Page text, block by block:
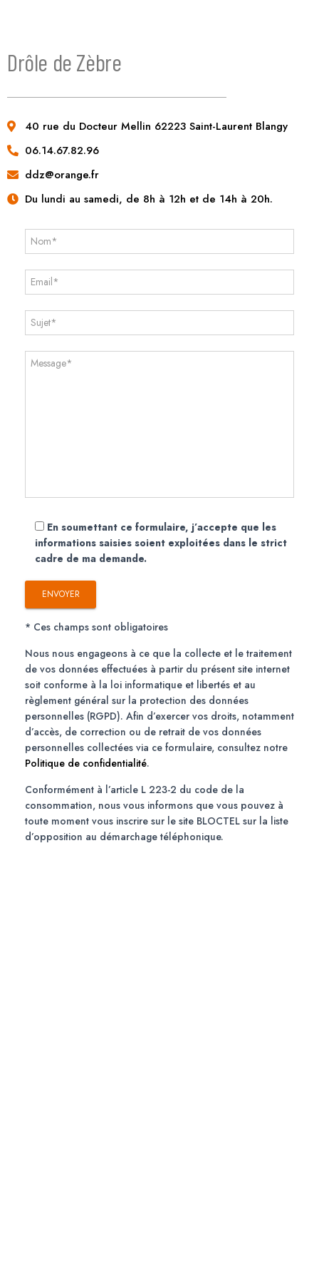
Drôle de Zèbre
40 rue du Docteur Mellin 62223 Saint-Laurent Blangy
06.14.67.82.96
ddz@orange.fr
Du lundi au samedi, de 8h à 12h et de 14h à 20h.
En soumettant ce formulaire, j’accepte que les
informations saisies soient exploitées dans le strict
cadre de ma demande.
* Ces champs sont obligatoires
Nous nous engageons à ce que la collecte et le traitement
de vos données effectuées à partir du présent site internet
soit conforme à la loi informatique et libertés et au
règlement général sur la protection des données
personnelles (RGPD). Afin d’exercer vos droits, notamment
d’accès, de correction ou de retrait de vos données
personnelles collectées via ce formulaire, consultez notre
Politique de confidentialité.
Conformément à l’article L 223-2 du code de la
consommation, nous vous informons que vous pouvez à
toute moment vous inscrire sur le site BLOCTEL sur la liste
d’opposition au démarchage téléphonique.